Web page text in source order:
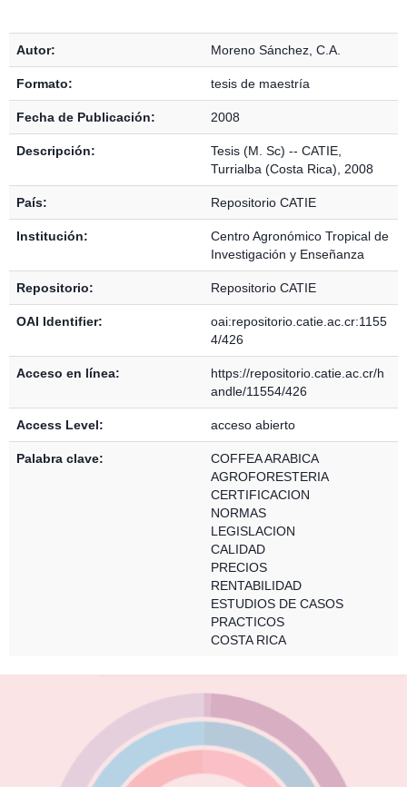
Autor: Moreno Sánchez, C.A.
Formato: tesis de maestría
Fecha de Publicación: 2008
Descripción:
Tesis (M. Sc) -- CATIE,
Turrialba (Costa Rica), 2008
País: Repositorio CATIE
Institución:
Centro Agronómico Tropical de
Investigación y Enseñanza
Repositorio: Repositorio CATIE
OAI Identifier:
oai:repositorio.catie.ac.cr:1155
4/426
Acceso en línea:
https://repositorio.catie.ac.cr/h
andle/11554/426
Access Level: acceso abierto
Palabra clave:
COFFEA ARABICA
AGROFORESTERIA
CERTIFICACION
NORMAS
LEGISLACION
CALIDAD
PRECIOS
RENTABILIDAD
ESTUDIOS DE CASOS
PRACTICOS
COSTA RICA